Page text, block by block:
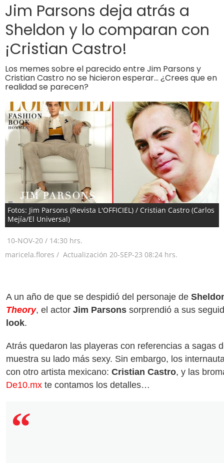
Jim Parsons deja atrás a
Sheldon y lo comparan con
¡Cristian Castro!
Los memes sobre el parecido entre Jim Parsons y
Cristian Castro no se hicieron esperar… ¿Crees que en
realidad se parecen?
Fotos: Jim Parsons (Revista L'OFFICIEL) / Cristian Castro (Carlos
Mejía/El Universal)
10-NOV-20 / 14:30 hrs.
maricela.flores / Actualización 20-SEP-23 08:24 hrs.
A un año de que se despidió del personaje de
Theory, el actor Jim Parsons sorprendió a sus
look.
Atrás quedaron las playeras con referencias a sagas
muestra su lado más sexy. Sin embargo, los
con otro artista mexicano: Cristian Castro, y las
De10.mx te contamos los detalles…